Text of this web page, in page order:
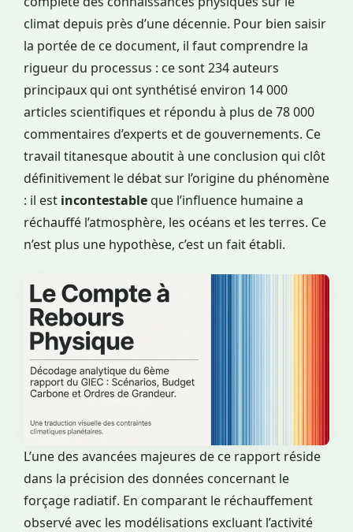
climat depuis près d’une décennie. Pour bien saisir
la portée de ce document, il faut comprendre la
rigueur du processus : ce sont 234 auteurs
principaux qui ont synthétisé environ 14 000
articles scientifiques et répondu à plus de 78 000
commentaires d’experts et de gouvernements. Ce
travail titanesque aboutit à une conclusion qui clôt
définitivement le débat sur l’origine du phénomène
: il est incontestableque l’influence humaine a
réchauffé l’atmosphère, les océans et les terres. Ce
n’est plus une hypothèse, c’est un fait établi.
L’une des avancées majeures de ce rapport réside
dans la précision des données concernant le
forçage radiatif. En comparant le réchauffement
observé avec les modélisations excluant l’activité